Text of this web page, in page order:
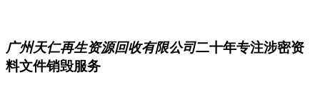
广州天仁再生资源回收有限公司二十年专注涉密资
料文件销毁服务